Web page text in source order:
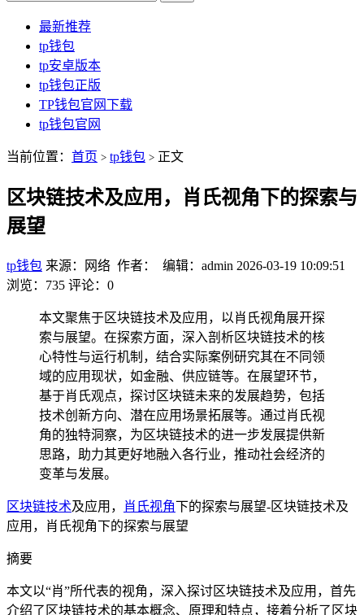
最新推荐
tp钱包
tp安卓版本
tp钱包正版
TP钱包官网下载
tp钱包官网
当前位置： 首页 > tp钱包 > 正文
区块链技术及应用，肖氏视角下的探索与
展望
tp钱包 来源：网络 作者： 编辑：admin 2026-03-19 10:09:51
浏览：735 评论：0
本文聚焦于区块链技术及应用，以肖氏视角展开探
索与展望。在探索方面，深入剖析区块链技术的核
心特性与运行机制，结合实际案例研究其在不同领
域的应用现状，如金融、供应链等。在展望环节，
基于肖氏观点，探讨区块链未来的发展趋势，包括
技术创新方向、潜在应用场景拓展等。通过肖氏视
角的独特洞察，为区块链技术的进一步发展提供新
思路，助力其更好地融入各行业，推动社会经济的
变革与发展。
区块链技术及应用， 肖氏视角下的探索与展望-区块链技术及
应用，肖氏视角下的探索与展望
摘要
本文以“肖”所代表的视角，深入探讨区块链技术及应用，首先
介绍了区块链技术的基本概念、原理和特点，接着分析了区块